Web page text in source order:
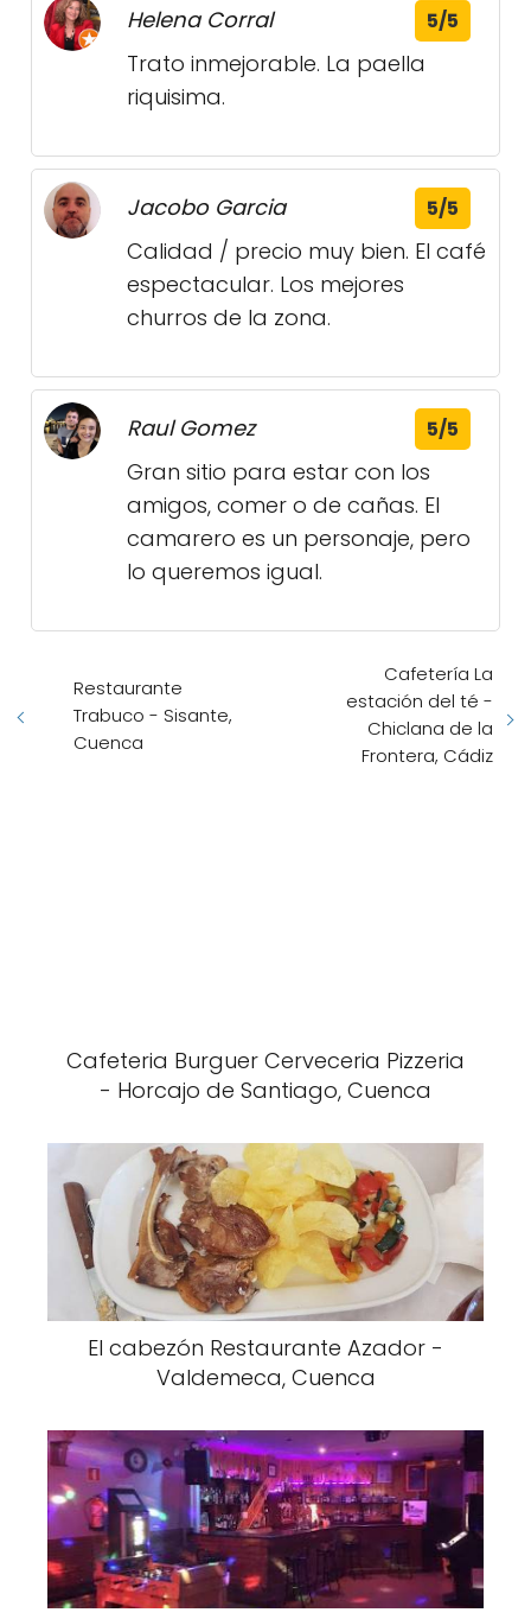
Helena Corral 5/5
Trato inmejorable. La paella
riquisima.
Jacobo Garcia 5/5
Calidad / precio muy bien. El café
espectacular. Los mejores
churros de la zona.
Raul Gomez 5/5
Gran sitio para estar con los
amigos, comer o de cañas. El
camarero es un personaje, pero
lo queremos igual.
Restaurante
Trabuco - Sisante,
Cuenca
Cafetería La
estación del té -
Chiclana de la
Frontera, Cádiz
Cafeteria Burguer Cerveceria Pizzeria
- Horcajo de Santiago, Cuenca
El cabezón Restaurante Azador -
Valdemeca, Cuenca